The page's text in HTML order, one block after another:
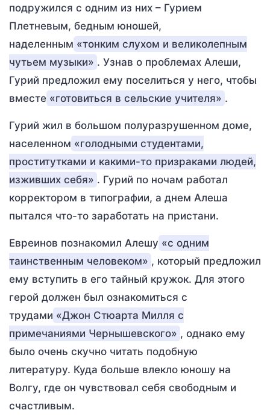
подружился с одним из них – Гурием
Плетневым, бедным юношей,
наделенным «тонким слухом и великолепным
чутьем музыки» . Узнав о проблемах Алеши,
Гурий предложил ему поселиться у него, чтобы
вместе «готовиться в сельские учителя» .
Гурий жил в большом полуразрушенном доме,
населенном «голодными студентами,
проститутками и какими-то призраками людей,
изживших себя» . Гурий по ночам работал
корректором в типографии, а днем Алеша
пытался что-то заработать на пристани.
Евреинов познакомил Алешу «с одним
таинственным человеком» , который предложил
ему вступить в его тайный кружок. Для этого
герой должен был ознакомиться с
трудами «Джон Стюарта Милля с
примечаниями Чернышевского» , однако ему
было очень скучно читать подобную
литературу. Куда больше влекло юношу на
Волгу, где он чувствовал себя свободным и
счастливым.